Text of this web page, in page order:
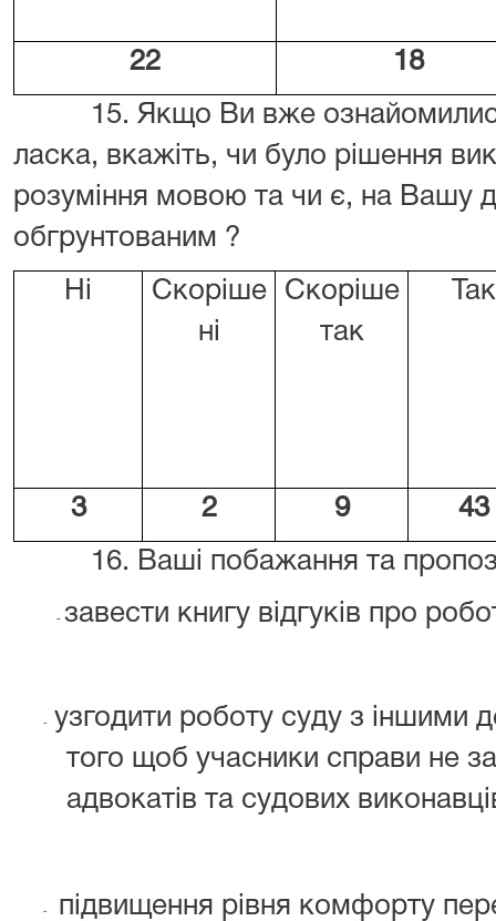
22
18
15. Якщо Ви вже ознайомилися
ласка, вкажіть, чи було рішення
розуміння мовою та чи є, на Вашу
обгрунтованим ?
Ні
Скоріше
ні
Скоріше
так
Так
3 2 9
43
16. Ваші побажання та
- завести книгу відгуків про
-
узгодити роботу суду з іншими
того щоб учасники справи не
адвокатів та судових
-
підвищення рівня комфорту